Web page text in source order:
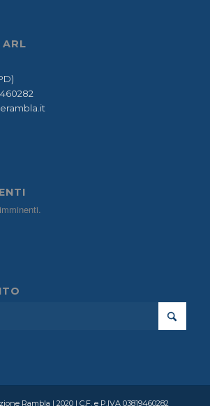
ARL
Rambla | 2020 | C.F. e P.IVA 03819460282